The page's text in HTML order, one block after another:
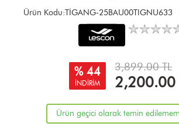
Ürün Kodu:TİGANG-25BAU00TIGNU633
% 44
İNDİRİM
3,899.00 TL
2,200.00
Ürün geçici olarak temin